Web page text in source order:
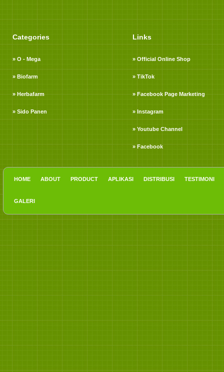
Categories
» O - Mega
» Biofarm
» Herbafarm
» Sido Panen
Links
» Official Online Shop
» TikTok
» Facebook Page Marketing
» Instagram
» Youtube Channel
» Facebook
HOME ABOUT PRODUCT APLIKASI DISTRIBUSI TESTIMONI
GALERI